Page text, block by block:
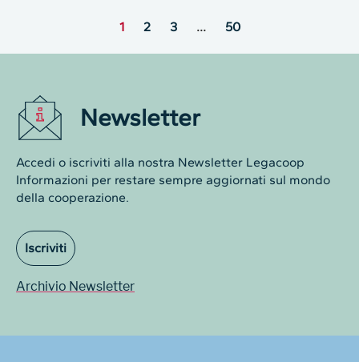
1 2 3 … 50
Newsletter
Accedi o iscriviti alla nostra Newsletter Legacoop
Informazioni per restare sempre aggiornati sul mondo
della cooperazione.
Iscriviti
Archivio Newsletter